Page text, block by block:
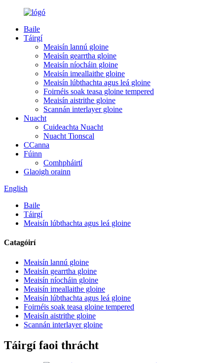
Baile
Táirgí
Meaisín lannú gloine
Meaisín gearrtha gloine
Meaisín níocháin gloine
Meaisín imeallaithe gloine
Meaisín lúbthachta agus leá gloine
Foirnéis soak teasa gloine tempered
Meaisín aistrithe gloine
Scannán interlayer gloine
Nuacht
Cuideachta Nuacht
Nuacht Tionscal
CCanna
Fúinn
Comhpháirtí
Glaoigh orainn
English
Baile
Táirgí
Meaisín lúbthachta agus leá gloine
Catagóirí
Meaisín lannú gloine
Meaisín gearrtha gloine
Meaisín níocháin gloine
Meaisín imeallaithe gloine
Meaisín lúbthachta agus leá gloine
Foirnéis soak teasa gloine tempered
Meaisín aistrithe gloine
Scannán interlayer gloine
Táirgí faoi thrácht